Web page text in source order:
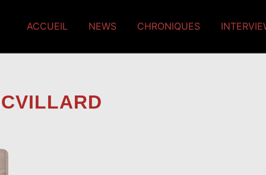
ACCUEIL NEWS CHRONIQUES